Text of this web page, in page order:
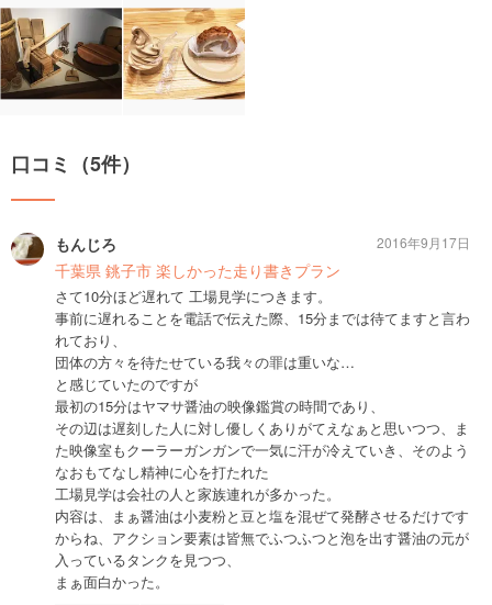
口コミ（5件）
もんじろ
千葉県 銚子市 楽しかった走り書きプラン
さて10分ほど遅れて 工場見学につきます。
事前に遅れることを電話で伝えた際、15分までは待てますと言わ
れており、
団体の方々を待たせている我々の罪は重いな…
と感じていたのですが
最初の15分はヤマサ醤油の映像鑑賞の時間であり、
その辺は遅刻した人に対し優しくありがてえなぁと思いつつ、ま
た映像室もクーラーガンガンで一気に汗が冷えていき、そのよう
なおもてなし精神に心を打たれた
工場見学は会社の人と家族連れが多かった。
内容は、まぁ醤油は小麦粉と豆と塩を混ぜて発酵させるだけです
からね、アクション要素は皆無でふつふつと泡を出す醤油の元が
入っているタンクを見つつ、
まぁ面白かった。
2016年9月17日